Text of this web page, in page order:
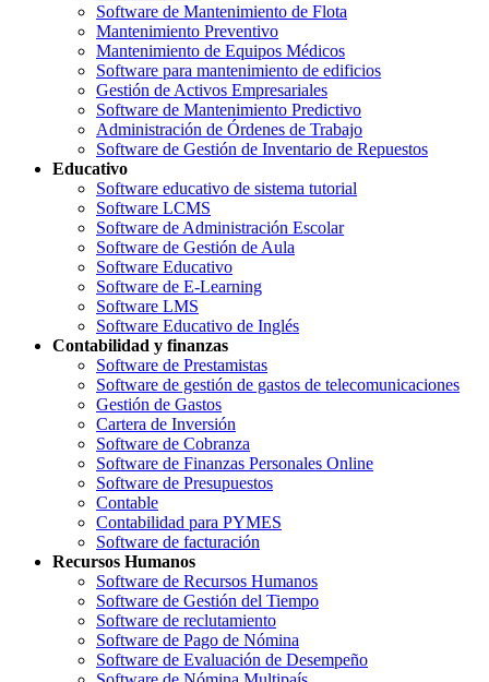
Software de Mantenimiento de Flota
Mantenimiento Preventivo
Mantenimiento de Equipos Médicos
Software para mantenimiento de edificios
Gestión de Activos Empresariales
Software de Mantenimiento Predictivo
Administración de Órdenes de Trabajo
Software de Gestión de Inventario de Repuestos
Educativo
Software educativo de sistema tutorial
Software LCMS
Software de Administración Escolar
Software de Gestión de Aula
Software Educativo
Software de E-Learning
Software LMS
Software Educativo de Inglés
Contabilidad y finanzas
Software de Prestamistas
Software de gestión de gastos de telecomunicaciones
Gestión de Gastos
Cartera de Inversión
Software de Cobranza
Software de Finanzas Personales Online
Software de Presupuestos
Contable
Contabilidad para PYMES
Software de facturación
Recursos Humanos
Software de Recursos Humanos
Software de Gestión del Tiempo
Software de reclutamiento
Software de Pago de Nómina
Software de Evaluación de Desempeño